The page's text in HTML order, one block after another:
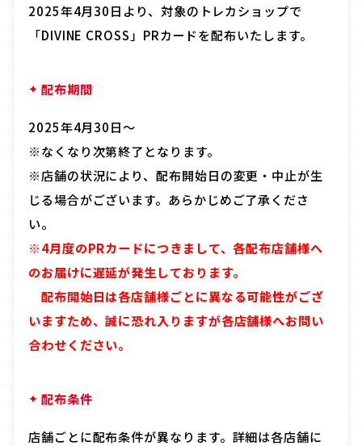
2025年4月30日より、対象のトレカショップで
「DIVINE CROSS」PRカードを配布いたします。
配布期間
2025年4月30日〜
※なくなり次第終了となります。
※店舗の状況により、配布開始日の変更・中止が生
じる場合がございます。あらかじめご了承くださ
い。
※4月度のPRカードにつきまして、各配布店舗様へ
のお届けに遅延が発生しております。
配布開始日は各店舗様ごとに異なる可能性がござ
いますため、誠に恐れ入りますが各店舗様へお問い
合わせください。
配布条件
店舗ごとに配布条件が異なります。詳細は各店舗に